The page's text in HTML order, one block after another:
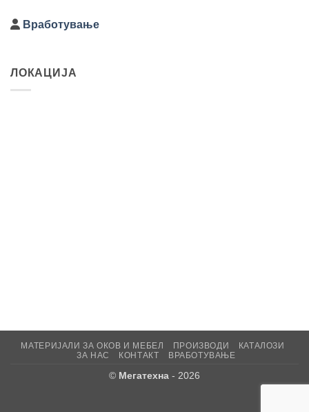
Вработување
ЛОКАЦИЈА
МАТЕРИЈАЛИ ЗА ОКОВ И МЕБЕЛ ПРОИЗВОДИ
КАТАЛОЗИ
ЗА НАС
КОНТАКТ ВРАБОТУВАЊЕ
© Мегатехна - 2026